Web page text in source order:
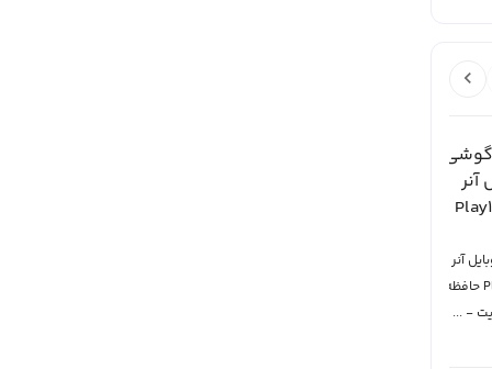
آنر
مدل Play 10 حافظه